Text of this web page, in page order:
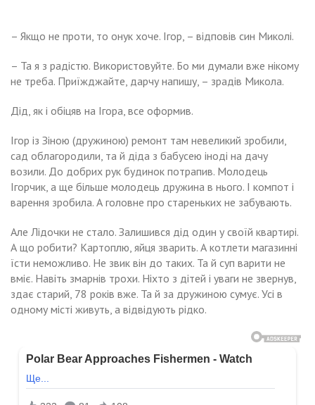
– Якщо не проти, то онук хоче. Ігор, – відповів син Миколі.
– Та я з радістю. Використовуйте. Бо ми думали вже нікому
не треба. Приїжджайте, дарчу напишу, – зрадів Микола.
Дід, як і обіцяв на Ігора, все оформив.
Ігор із Зіною (дружиною) ремонт там невеликий зробили,
сад облагородили, та й діда з бабусею іноді на дачу
возили. До добрих рук будинок потрапив. Молодець
Ігорчик, а ще більше молодець дружина в нього. І компот і
варення зробила. А головне про стареньких не забувають.
Але Лідочки не стало. Залишився дід один у своїй квартирі.
А що робити? Картоплю, яйця зварить. А котлети магазинні
їсти неможливо. Не звик він до таких. Та й суп варити не
вміє. Навіть змарнів трохи. Ніхто з дітей і уваги не звернув,
здає старий, 78 років вже. Та й за дружиною сумує. Усі в
одному місті живуть, а відвідують рідко.